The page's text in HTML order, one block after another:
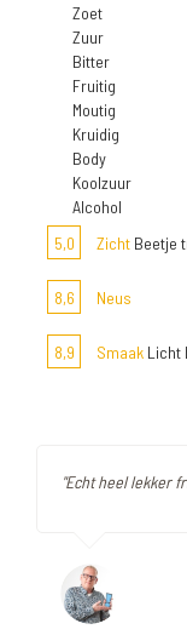
Zoet
Zuur
Bitter
Fruitig
Moutig
Kruidig
Body
Koolzuur
Alcohol
5,0
Zicht Beetje
8,6 Neus
8,9 Smaak Licht
"Echt heel lekker